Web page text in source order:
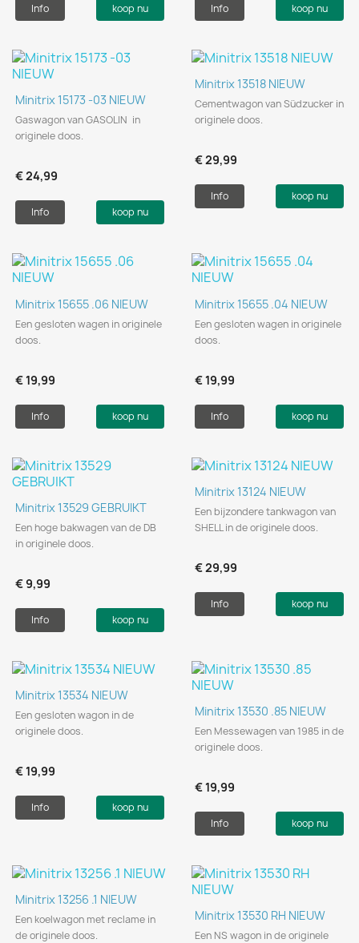
Info koop nu Info koop nu
Minitrix 15173 -03 NIEUW
Gaswagon van GASOLIN in
originele doos.
€ 24,99
Info koop nu
Minitrix 13518 NIEUW
Cementwagon van Südzucker in
originele doos.
€ 29,99
Info koop nu
Minitrix 15655 .06 NIEUW
Een gesloten wagen in originele
doos.
€ 19,99
Info koop nu
Minitrix 15655 .04 NIEUW
Een gesloten wagen in originele
doos.
€ 19,99
Info koop nu
Minitrix 13529 GEBRUIKT
Een hoge bakwagen van de DB
in originele doos.
€ 9,99
Info koop nu
Minitrix 13124 NIEUW
Een bijzondere tankwagon van
SHELL in de originele doos.
€ 29,99
Info koop nu
Minitrix 13534 NIEUW
Een gesloten wagon in de
originele doos.
€ 19,99
Info koop nu
Minitrix 13530 .85 NIEUW
Een Messewagen van 1985 in de
originele doos.
€ 19,99
Info koop nu
Minitrix 13256 .1 NIEUW
Een koelwagon met reclame in
de originele doos.
Minitrix 13530 RH NIEUW
Een NS wagon in de originele